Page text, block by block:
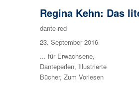
Regina Kehn: Das
Autor
dante-red
Veröffentlicht
am
23. September 2016
Kategorien
... für Erwachsene,
Danteperlen, Illustrierte
Bücher,Zum Vorlesen